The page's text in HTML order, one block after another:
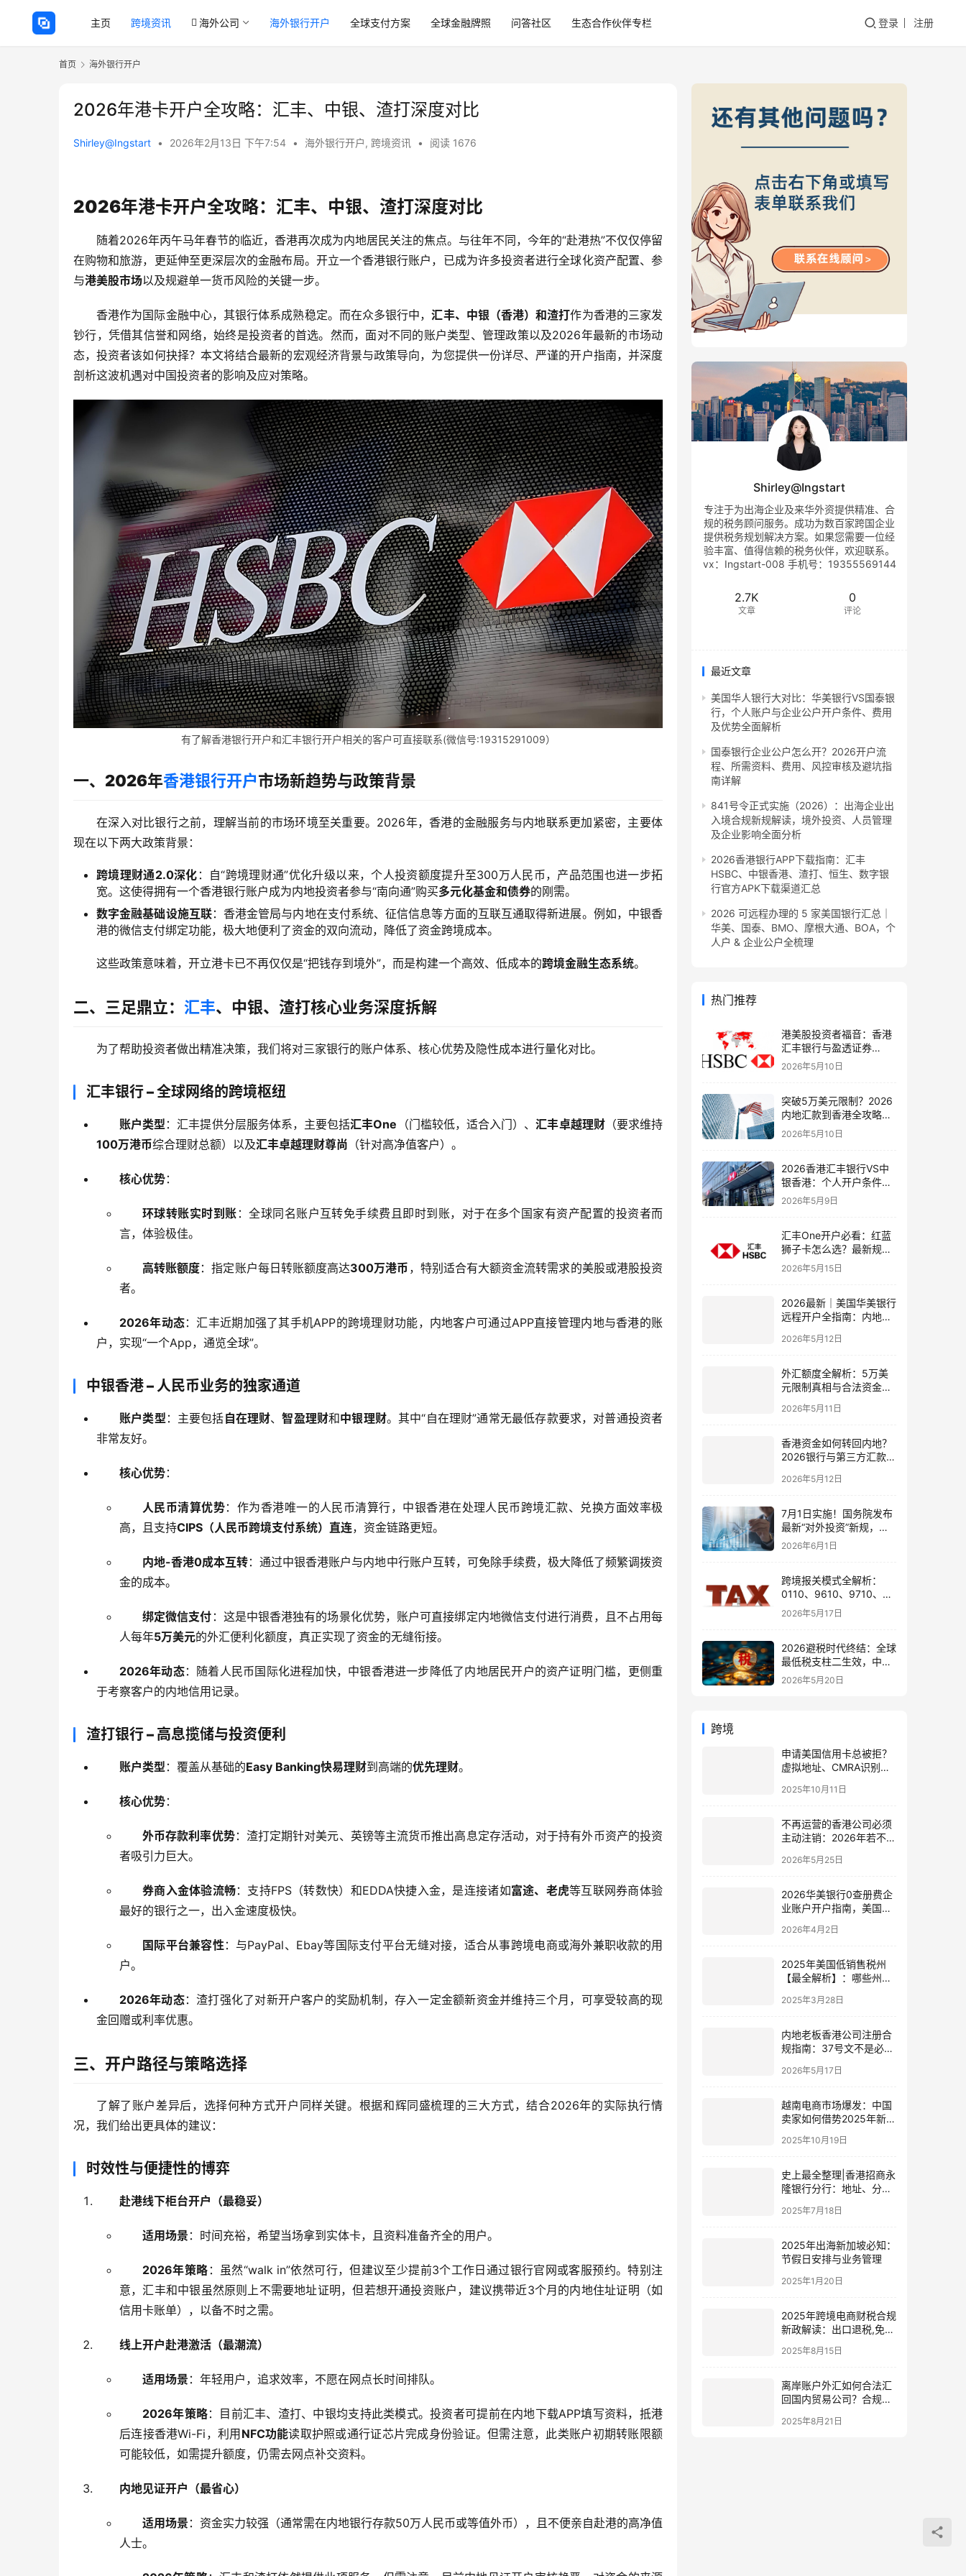
主页 跨境资讯 海外公司 海外银行开户 全球支付方案 全球金融牌照 问答社区 生态合作伙伴专栏 登录 注册
首页 海外银行开户
2026年港卡开户全攻略：汇丰、中银、渣打深度对比
Shirley@Ingstart • 2026年2月13日 下午7:54 • 海外银行开户, 跨境资讯 • 阅读 1676
2026年港卡开户全攻略：汇丰、中银、渣打深度对比
随着2026年丙午马年春节的临近，香港再次成为内地居民关注的焦点。与往年不同，今年的“赴港热”不仅仅停留
在购物和旅游，更延伸至更深层次的金融布局。开立一个香港银行账户，已成为许多投资者进行全球化资产配置、参
与港美股市场以及规避单一货币风险的关键一步。
香港作为国际金融中心，其银行体系成熟稳定。而在众多银行中，汇丰、中银（香港）和渣打作为香港的三家发
钞行，凭借其信誉和网络，始终是投资者的首选。然而，面对不同的账户类型、管理政策以及2026年最新的市场动
态，投资者该如何抉择？本文将结合最新的宏观经济背景与政策导向，为您提供一份详尽、严谨的开户指南，并深度
剖析这波机遇对中国投资者的影响及应对策略。
有了解香港银行开户和汇丰银行开户相关的客户可直接联系(微信号:19315291009）
一、2026年香港银行开户市场新趋势与政策背景
在深入对比银行之前，理解当前的市场环境至关重要。2026年，香港的金融服务与内地联系更加紧密，主要体
现在以下两大政策背景：
跨境理财通2.0深化 ：自“跨境理财通”优化升级以来，个人投资额度提升至300万人民币，产品范围也进一步拓
宽。这使得拥有一个香港银行账户成为内地投资者参与“南向通”购买多元化基金和债券的刚需。
数字金融基础设施互联：香港金管局与内地在支付系统、征信信息等方面的互联互通取得新进展。例如，中银香
港的微信支付绑定功能，极大地便利了资金的双向流动，降低了资金跨境成本。
这些政策意味着，开立港卡已不再仅仅是“把钱存到境外”，而是构建一个高效、低成本的跨境金融生态系统。
二、三足鼎立： 汇丰、中银、渣打核心业务深度拆解
为了帮助投资者做出精准决策，我们将对三家银行的账户体系、核心优势及隐性成本进行量化对比。
汇丰银行 – 全球网络的跨境枢纽
账户类型 ：汇丰提供分层服务体系，主要包括汇丰One （门槛较低，适合入门）、汇丰卓越理财（要求维持
100万港币综合理财总额）以及汇丰卓越理财尊尚 （针对高净值客户）。
核心优势：
环球转账实时到账 ：全球同名账户互转免手续费且即时到账，对于在多个国家有资产配置的投资者而
言，体验极佳。
高转账额度：指定账户每日转账额度高达300万港币 ，特别适合有大额资金流转需求的美股或港股投资
者。
2026年动态：汇丰近期加强了其手机APP的跨境理财功能，内地客户可通过APP直接管理内地与香港的账
户，实现“一个App，通览全球”。
中银香港 – 人民币业务的独家通道
账户类型 ：主要包括自在理财、智盈理财和中银理财。其中“自在理财”通常无最低存款要求，对普通投资者
非常友好。
核心优势：
人民币清算优势：作为香港唯一的人民币清算行，中银香港在处理人民币跨境汇款、兑换方面效率极
高，且支持CIPS（人民币跨境支付系统）直连，资金链路更短。
内地-香港0成本互转：通过中银香港账户与内地中行账户互转，可免除手续费，极大降低了频繁调拨资
金的成本。
绑定微信支付 ：这是中银香港独有的场景化优势，账户可直接绑定内地微信支付进行消费，且不占用每
人每年5万美元的外汇便利化额度，真正实现了资金的无缝衔接。
2026年动态：随着人民币国际化进程加快，中银香港进一步降低了内地居民开户的资产证明门槛，更侧重
于考察客户的内地信用记录。
渣打银行 – 高息揽储与投资便利
账户类型 ：覆盖从基础的Easy Banking快易理财到高端的优先理财。
核心优势：
外币存款利率优势：渣打定期针对美元、英镑等主流货币推出高息定存活动，对于持有外币资产的投资
者吸引力巨大。
券商入金体验流畅：支持FPS（转数快）和EDDA快捷入金，是连接诸如富途、老虎等互联网券商体验
最好的银行之一，出入金速度极快。
国际平台兼容性 ：与PayPal、Ebay等国际支付平台无缝对接，适合从事跨境电商或海外兼职收款的用
户。
2026年动态：渣打强化了对新开户客户的奖励机制，存入一定金额新资金并维持三个月，可享受较高的现
金回赠或利率优惠。
三、开户路径与策略选择
了解了账户差异后，选择何种方式开户同样关键。根据和辉同盛梳理的三大方式，结合2026年的实际执行情
况，我们给出更具体的建议：
时效性与便捷性的博弈
赴港线下柜台开户（最稳妥）
适用场景 ：时间充裕，希望当场拿到实体卡，且资料准备齐全的用户。
2026年策略 ：虽然“walk in”依然可行，但建议至少提前3个工作日通过银行官网或客服预约。特别注
意，汇丰和中银虽然原则上不需要地址证明，但若想开通投资账户，建议携带近3个月的内地住址证明（如
信用卡账单），以备不时之需。
线上开户赴港激活（最潮流）
适用场景 ：年轻用户，追求效率，不愿在网点长时间排队。
2026年策略：目前汇丰、渣打、中银均支持此类模式。投资者可提前在内地下载APP填写资料，抵港
后连接香港Wi-Fi，利用NFC功能读取护照或通行证芯片完成身份验证。但需注意，此类账户初期转账限额
可能较低，如需提升额度，仍需去网点补交资料。
内地见证开户（最省心）
适用场景 ：资金实力较强（通常需在内地银行存款50万人民币或等值外币），且不便亲自赴港的高净值
人士。
Shirley@Ingstart
专注于为出海企业及来华外资提供精准、合
规的税务顾问服务。成功为数百家跨国企业
提供税务规划解决方案。如果您需要一位经
验丰富、值得信赖的税务伙伴，欢迎联系。
vx：Ingstart-008 手机号：19355569144
2.7K
文章
0
评论
最近文章
美国华人银行大对比：华美银行VS国泰银
行，个人账户与企业公户开户条件、费用
及优势全面解析
国泰银行企业公户怎么开？2026开户流
程、所需资料、费用、风控审核及避坑指
南详解
841号令正式实施（2026）：出海企业出
入境合规新规解读，境外投资、人员管理
及企业影响全面分析
2026香港银行APP下载指南：汇丰
HSBC、中银香港、渣打、恒生、数字银
行官方APK下载渠道汇总
2026 可远程办理的 5 家美国银行汇总｜
华美、国泰、BMO、摩根大通、BOA，个
人户 & 企业公户全梳理
热门推荐
港美股投资者福音：香港
汇丰银行与盈透证券
（IBKR）绑定入金全流
2026年5月10日
突破5万美元限制？2026
内地汇款到香港全攻略：
4种合法路径、手续费对
比与避坑指南
2026年5月10日
2026香港汇丰银行VS中
银香港：个人开户条件、
费用、下户速度全方位对
2026年5月9日
汇丰One开户必看：红蓝
狮子卡怎么选？最新规则
+补办攻略+5个避坑指南
2026年5月15日
2026最新｜美国华美银行
远程开户全指南：内地居
境账户实操解析
2026年5月12日
外汇额度全解析：5万美
元限制真相与合法资金出
2026年5月11日
香港资金如何转回内地？
2026银行与第三方汇款全
2026年5月12日
7月1日实施！国务院发布
最新“对外投资”新规，炒
股、出海、海外资产配置
2026年6月1日
跨境报关模式全解析：
0110、9610、9710、
9810、1039、1210 的区
别与最佳应用场景
2026年5月17日
2026避税时代终结：全球
最低税支柱二生效，中国
企业家海外公司合规3大
2026年5月20日
跨境
申请美国信用卡总被拒？
虚拟地址、CMRA识别原
2025年10月11日
不再运营的香港公司必须
主动注销：2026年若不按
董事个人被限制入境香港
2026年5月25日
2026华美银行0查册费企
业账户开户指南，美国银
2026年4月2日
2025年美国低销售税州
【最全解析】：哪些州最
2025年3月28日
内地老板香港公司注册合
规指南：37号文不是必选
2026年5月17日
越南电商市场爆发：中国
卖家如何借势2025年新风
2025年10月19日
史上最全整理|香港招商永
隆银行分行：地址、分行
2025年7月18日
2025年出海新加坡必知：
节假日安排与业务管理
2025年1月20日
2025年跨境电商财税合规
新政解读：出口退税,免税
市场采购
2025年8月15日
离岸账户外汇如何合法汇
回国内贸易公司？合规操
2025年8月21日